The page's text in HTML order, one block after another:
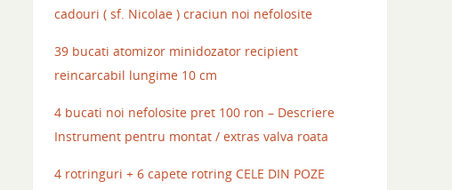
cadouri ( sf. Nicolae ) craciun noi nefolosite
39 bucati atomizor minidozator recipient
reincarcabil lungime 10 cm
4 bucati noi nefolosite pret 100 ron – Descriere
Instrument pentru montat / extras valva roata
4 rotringuri + 6 capete rotring CELE DIN POZE